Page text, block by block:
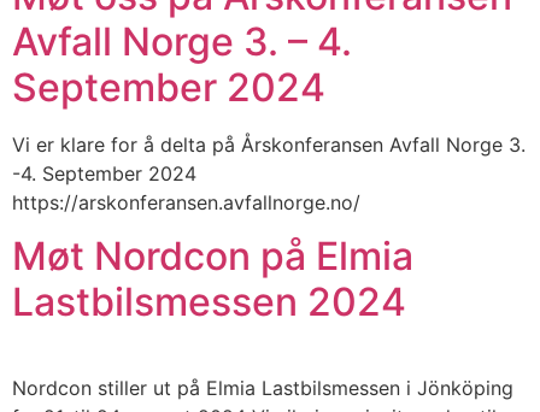
Avfall Norge 3. – 4.
September 2024
Vi er klare for å delta på Årskonferansen Avfall Norge 3.
-4. September 2024
https://arskonferansen.avfallnorge.no/
Møt Nordcon på Elmia
Lastbilsmessen 2024
Nordcon stiller ut på Elmia Lastbilsmessen i Jönköping